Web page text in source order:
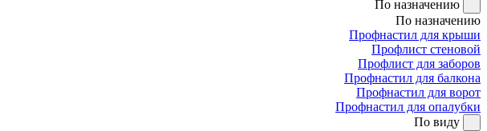
По назначению
По назначению
Профнастил для крыши
Профлист стеновой
Профлист для заборов
Профнастил для балкона
Профнастил для ворот
Профнастил для опалубки
По виду